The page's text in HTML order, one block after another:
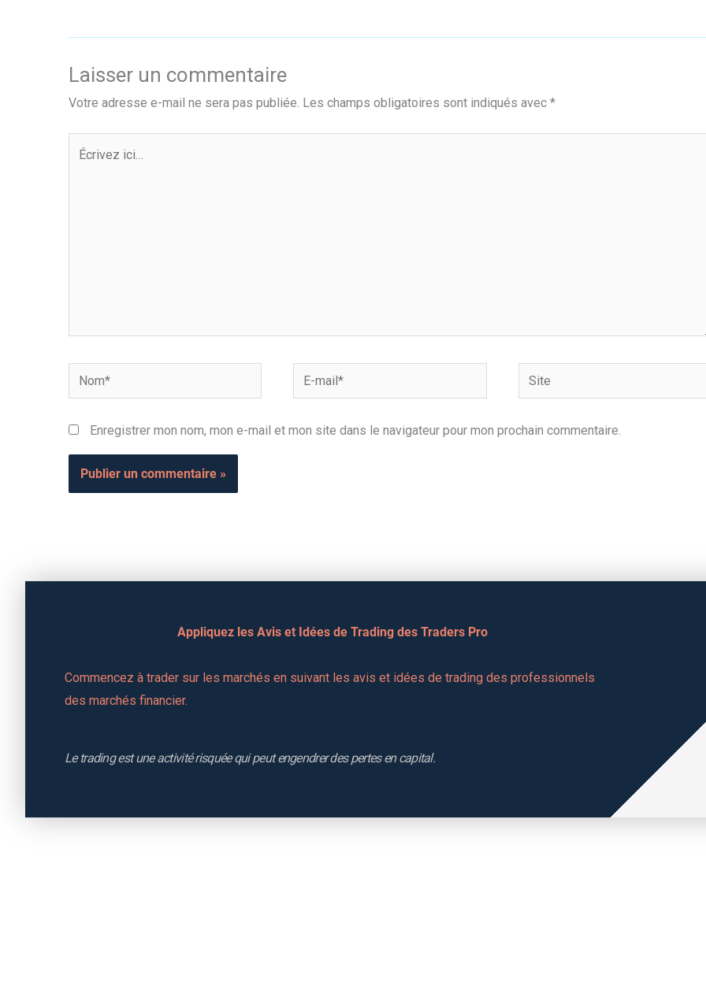
Laisser un commentaire
Votre adresse e-mail ne sera pas publiée. Les champs obligatoires sont indiqués avec *
Écrivez
Nom*
E-
mail*
Site
Enregistrer mon nom, mon e-mail et mon site dans le navigateur pour mon prochain commentaire.
Appliquez les Avis et Idées de Trading des Traders Pro
Commencez à trader sur les marchés en suivant les avis et idées de trading des professionnels
des marchés financier.
Le trading est une activité risquée qui peut engendrer des pertes en capital.